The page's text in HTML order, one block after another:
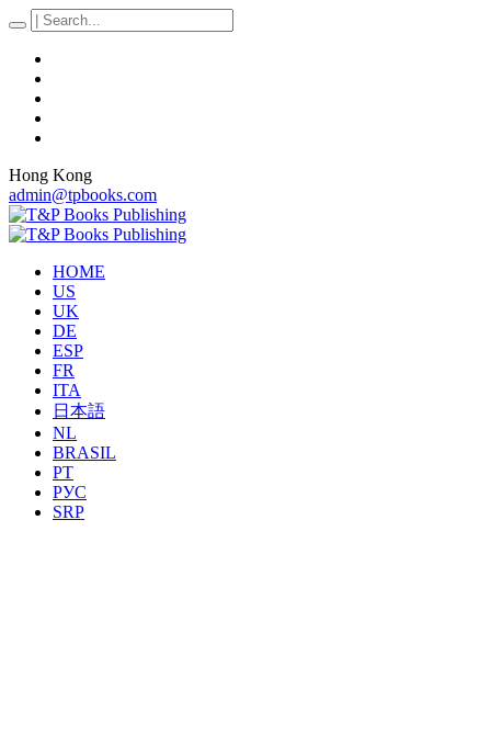
Hong Kong
admin@tpbooks.com
HOME
US
UK
DE
ESP
FR
ITA
日本語
NL
BRASIL
PT
РУС
SRP